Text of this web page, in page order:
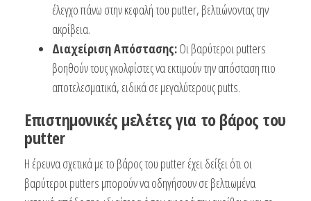
έλεγχο πάνω στην κεφαλή του putter, βελτιώνοντας την
ακρίβεια.
Διαχείριση Απόστασης:Οι βαρύτεροι putters
βοηθούν τους γκολφίστες να εκτιμούν την απόσταση πιο
αποτελεσματικά, ειδικά σε μεγαλύτερους putts.
Επιστημονικές μελέτες για το βάρος του
putter
Η έρευνα σχετικά με το βάρος του putter έχει δείξει ότι οι
βαρύτεροι putters μπορούν να οδηγήσουν σε βελτιωμένα